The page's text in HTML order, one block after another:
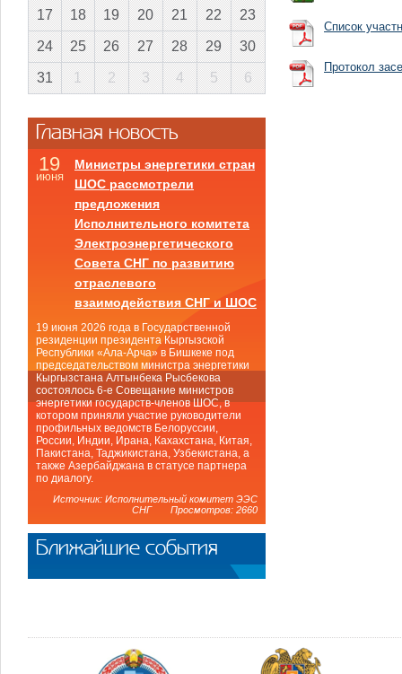
Список
Протокол
17 18 19 20 21 22 23
24 25 26 27 28 29 30
31 1 2 3 4 5 6
Главная новость
19
июня
Министры энергетики стран
ШОС рассмотрели
предложения
Исполнительного комитета
Электроэнергетического
Совета СНГ по развитию
отраслевого
взаимодействия СНГ и ШОС
19 июня 2026 года в Государственной
резиденции президента Кыргызской
Республики «Ала-Арча» в Бишкеке под
председательством министра энергетики
Кыргызстана Алтынбека Рысбекова
состоялось 6-е Совещание министров
энергетики государств-членов ШОС, в
котором приняли участие руководители
профильных ведомств Белоруссии,
России, Индии, Ирана, Кахахстана, Китая,
Пакистана, Таджикистана, Узбекистана, а
также Азербайджана в статусе партнера
по диалогу.
Источник: Исполнительный комитет ЭЭС
СНГ Просмотров: 2660
Ближайшие события